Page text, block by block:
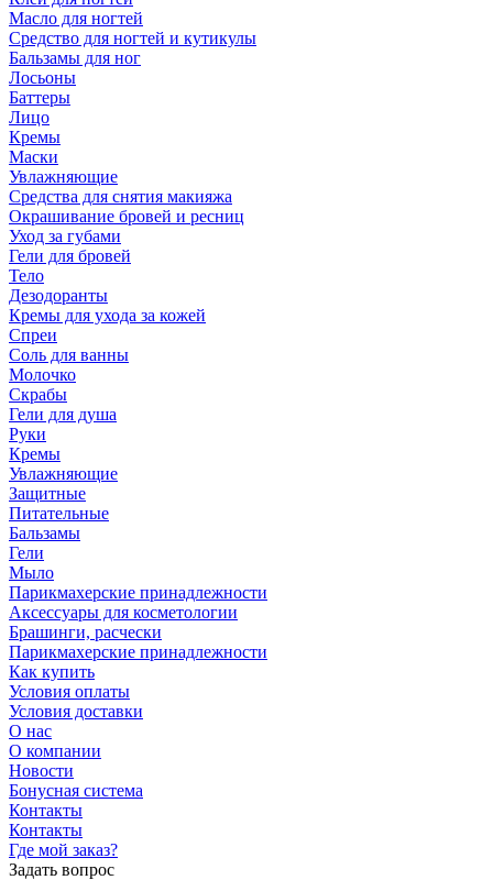
Масло для ногтей
Средство для ногтей и кутикулы
Бальзамы для ног
Лосьоны
Баттеры
Лицо
Кремы
Маски
Увлажняющие
Средства для снятия макияжа
Окрашивание бровей и ресниц
Уход за губами
Гели для бровей
Тело
Дезодоранты
Кремы для ухода за кожей
Спреи
Соль для ванны
Молочко
Скрабы
Гели для душа
Руки
Кремы
Увлажняющие
Защитные
Питательные
Бальзамы
Гели
Мыло
Парикмахерские принадлежности
Аксессуары для косметологии
Брашинги, расчески
Парикмахерские принадлежности
Как купить
Условия оплаты
Условия доставки
О нас
О компании
Новости
Бонусная система
Контакты
Контакты
Где мой заказ?
Задать вопрос